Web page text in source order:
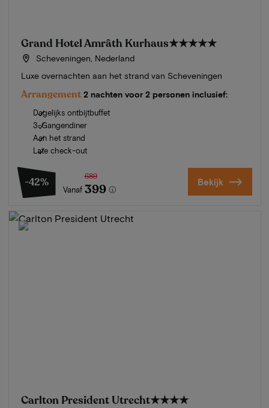
Grand Hotel Amrâth Kurhaus★★★★★
Scheveningen, Nederland
Luxe overnachten aan het strand van Scheveningen
Arrangement 2 nachten voor 2 personen inclusief:
Dagelijks ontbijtbuffet
3-Gangendiner
Aan het strand
Late check-out
-42%
Vanaf
689
399 Bekijk
Carlton President Utrecht★★★★